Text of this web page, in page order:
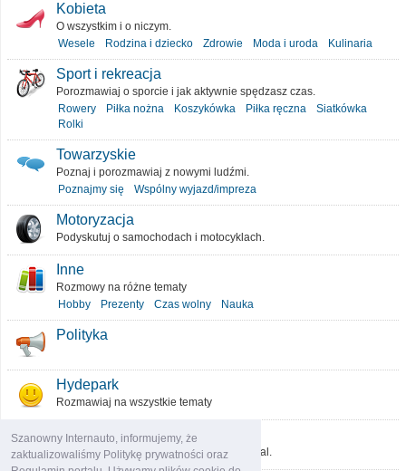
Szanowny Internauto, informujemy, że
zaktualizowaliśmy Politykę prywatności oraz
Kobieta
O wszystkim i o niczym.
Wesele
Rodzina i dziecko Zdrowie Moda i uroda Kulinaria
Sport i rekreacja
Porozmawiaj o sporcie i jak aktywnie spędzasz czas.
Rowery
Piłka nożna Koszykówka Piłka ręczna
Siatkówka
Rolki
Towarzyskie
Poznaj i porozmawiaj z nowymi ludźmi.
Poznajmy się
Wspólny wyjazd/impreza
Motoryzacja
Podyskutuj o samochodach i motocyklach.
Inne
Rozmowy na różne tematy
Hobby
Prezenty Czas wolny Nauka
Polityka
Hydepark
Rozmawiaj na wszystkie tematy
O portalu
Podziel się pomysłami, które ulepszą portal.